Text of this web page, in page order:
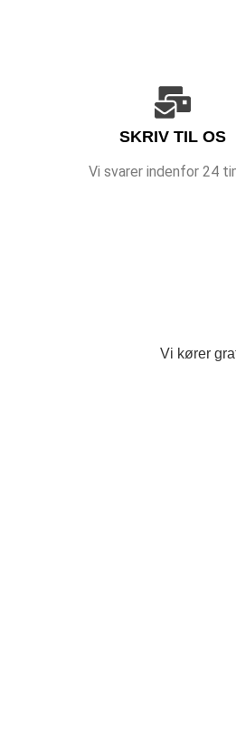
SKRIV TIL OS
Vi svarer indenfor 24
Vi kører